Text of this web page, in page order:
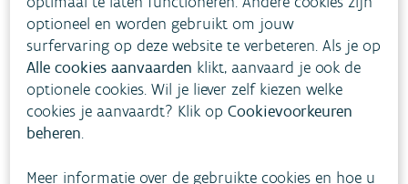
verbeteren. Aan dat riviercontract werkte de
VMM, met maarliefst 18 lokale, provinciale en
Vlaamse partners,in de periode 2019-2022. Bij
het riviercontract werd veel aandacht besteed
aan de participatie en inspraak van de bewoners
optioneel en worden gebruikt om jouw
surfervaring op deze website te verbeteren. Als je op
Alle cookies aanvaarden klikt, aanvaard je ook de
optionele cookies. Wil je liever zelf kiezen welke
cookies je aanvaardt? Klik opCookievoorkeuren
beheren.
Meer informatie over de gebruikte cookies en hoe u